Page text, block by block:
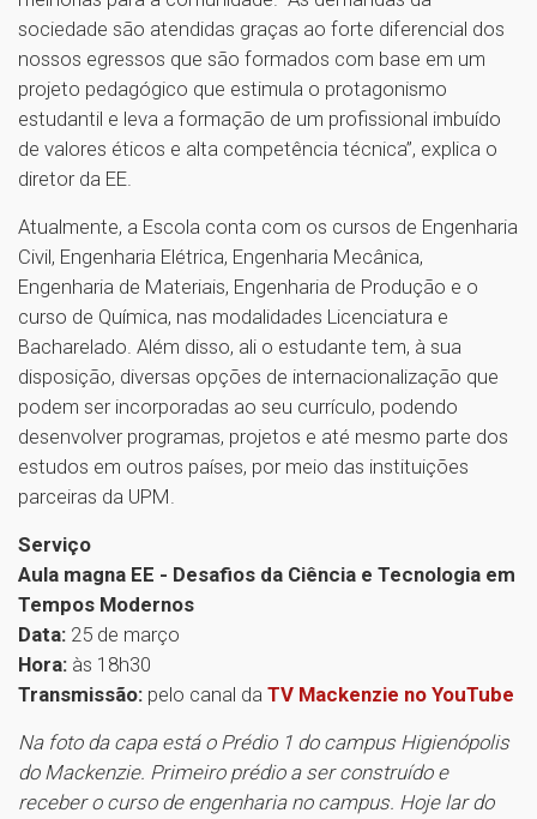
sociedade são atendidas graças ao forte diferencial dos
nossos egressos que são formados com base em um
projeto pedagógico que estimula o protagonismo
estudantil e leva a formação de um profissional imbuído
de valores éticos e alta competência técnica”, explica o
diretor da EE.
Atualmente, a Escola conta com os cursos de Engenharia
Civil, Engenharia Elétrica, Engenharia Mecânica,
Engenharia de Materiais, Engenharia de Produção e o
curso de Química, nas modalidades Licenciatura e
Bacharelado. Além disso, ali o estudante tem, à sua
disposição, diversas opções de internacionalização que
podem ser incorporadas ao seu currículo, podendo
desenvolver programas, projetos e até mesmo parte dos
estudos em outros países, por meio das instituições
parceiras da UPM.
Serviço
Aula magna EE - Desafios da Ciência e Tecnologia em
Tempos Modernos
Data: 25 de março
Hora: às 18h30
Transmissão: pelo canal da TV Mackenzie no YouTube
Na foto da capa está o Prédio 1 do campus Higienópolis
do Mackenzie. Primeiro prédio a ser construído e
receber o curso de engenharia no campus. Hoje lar do